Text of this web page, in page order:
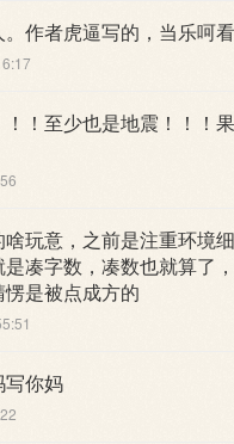
作者虎逼写的，当乐呵看
！至少也是地震！！！
玩意，之前是注重环境
凑字数，凑数也就算了
是被点成方的
写你妈